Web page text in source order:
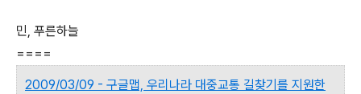
민, 푸른하늘
====
2009/03/09 - 구글맵, 우리나라 대중교통 길찾기를 지원한